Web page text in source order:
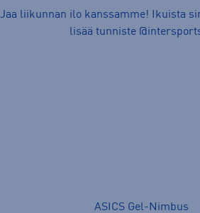
Jaa liikunnan ilo kanssamme! Ikuista
lisää tunniste
ASICS Gel-Nimbus